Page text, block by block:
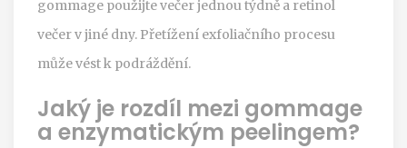
gommage použijte večer jednou týdně a retinol
večer v jiné dny. Přetížení exfoliačního procesu
může vést k podráždění.
Jaký je rozdíl mezi gommage
a enzymatickým peelingem?